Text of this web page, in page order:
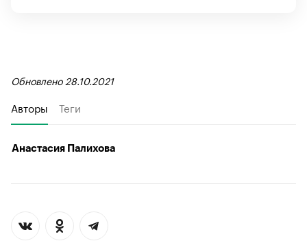
Обновлено 28.10.2021
Авторы Теги
Анастасия Палихова